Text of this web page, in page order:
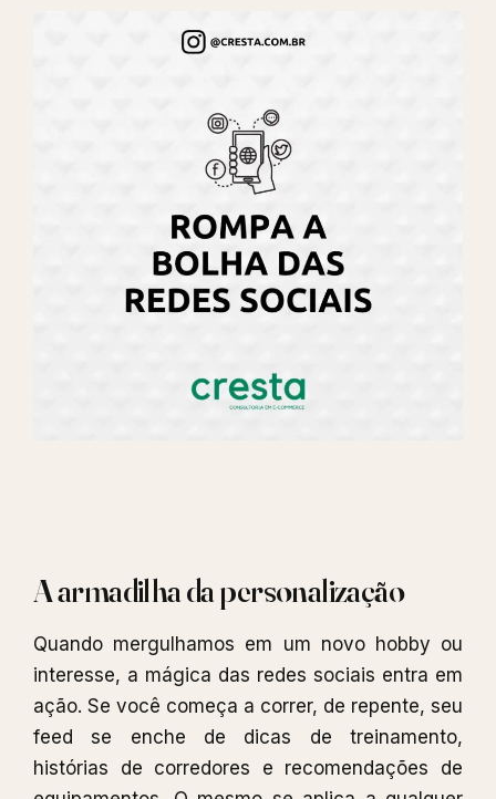
A armadilha da personalização
Quando mergulhamos em um novo hobby ou
interesse, a mágica das redes sociais entra em
ação. Se você começa a correr, de repente, seu
feed se enche de dicas de treinamento,
histórias de corredores e recomendações de